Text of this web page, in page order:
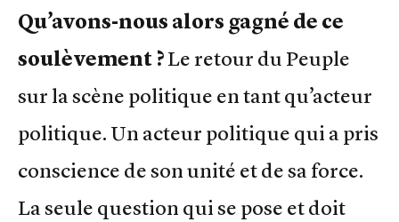
Qu’avons-nous alors gagné de ce
soulèvement ?Le retour du Peuple
sur la scène politique en tant qu’acteur
politique. Un acteur politique qui a pris
conscience de son unité et de sa force.
La seule question qui se pose et doit